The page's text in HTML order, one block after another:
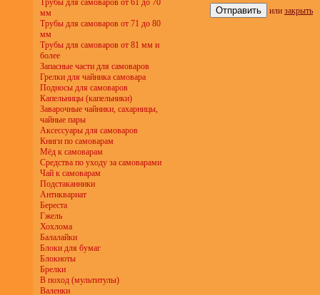
Трубы для самоваров от 61 до 70
мм
Трубы для самоваров от 71 до 80
мм
Трубы для самоваров от 81 мм и
более
Запасные части для самоваров
Грелки для чайника самовара
Подносы для самоваров
Капельницы (капельники)
Заварочные чайники, сахарницы,
чайные пары
Аксессуары для самоваров
Книги по самоварам
Мёд к самоварам
Средства по уходу за самоварами
Чай к самоварам
Подстаканники
Антиквариат
Береста
Гжель
Хохлома
Балалайки
Блоки для бумаг
Блокноты
Брелки
В поход (мультитулы)
Валенки
или закрыть